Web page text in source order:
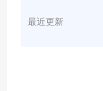
最近更新